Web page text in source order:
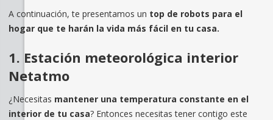
A continuación, te presentamos un top de robots para el
hogar que te harán la vida más fácil en tu casa.
1. Estación meteorológica interior
Netatmo
¿Necesitas mantener una temperatura constante en el
interior de tu casa? Entonces necesitas tener contigo este